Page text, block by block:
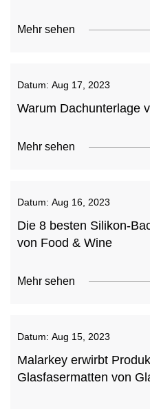
Mehr sehen
Datum: Aug 17, 2023
Warum Dachunterlage
Mehr sehen
Datum: Aug 16, 2023
Die 8 besten Silikon-
von Food & Wine
Mehr sehen
Datum: Aug 15, 2023
Malarkey erwirbt
Glasfasermatten von